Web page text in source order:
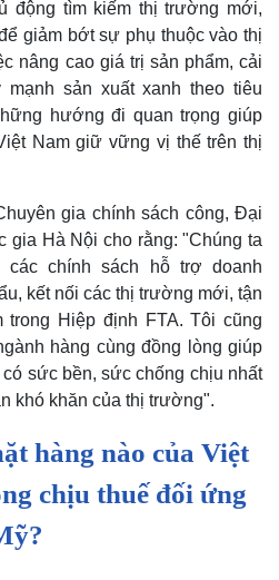
Sành điệu
Tin Công nghệ
Trải nghiệm
Chuyển đổi số
động tìm kiếm thị trường mới,
giảm bớt sự phụ thuộc vào thị
nâng cao giá trị sản phẩm, cải
sản xuất xanh theo tiêu
hướng đi quan trọng giúp
Nam giữ vững vị thế trên thị
gia chính sách công, Đại
gia Hà Nội cho rằng: "Chúng ta
chính sách hỗ trợ doanh
kết nối các thị trường mới, tận
Hiệp định FTA. Tôi cũng
hàng cùng đồng lòng giúp
sức bền, sức chống chịu nhất
khó khăn của thị trường".
hàng nào của Việt
chịu thuế đối ứng